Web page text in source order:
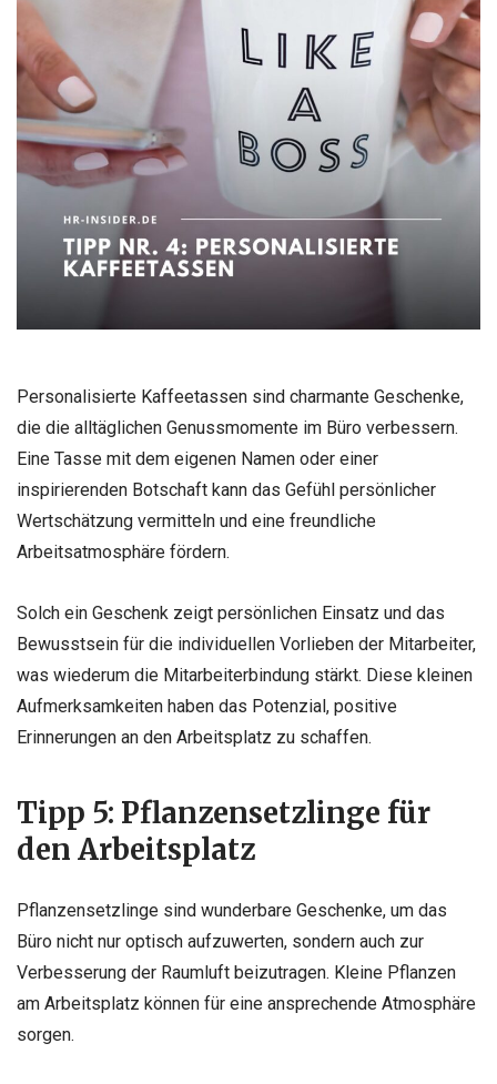
Personalisierte Kaffeetassen sind charmante Geschenke,
die die alltäglichen Genussmomente im Büro verbessern.
Eine Tasse mit dem eigenen Namen oder einer
inspirierenden Botschaft kann das Gefühl persönlicher
Wertschätzung vermitteln und eine freundliche
Arbeitsatmosphäre fördern.
Solch ein Geschenk zeigt persönlichen Einsatz und das
Bewusstsein für die individuellen Vorlieben der Mitarbeiter,
was wiederum die Mitarbeiterbindung stärkt. Diese kleinen
Aufmerksamkeiten haben das Potenzial, positive
Erinnerungen an den Arbeitsplatz zu schaffen.
Tipp 5: Pflanzensetzlinge für
den Arbeitsplatz
Pflanzensetzlinge sind wunderbare Geschenke, um das
Büro nicht nur optisch aufzuwerten, sondern auch zur
Verbesserung der Raumluft beizutragen. Kleine Pflanzen
am Arbeitsplatz können für eine ansprechende Atmosphäre
sorgen.